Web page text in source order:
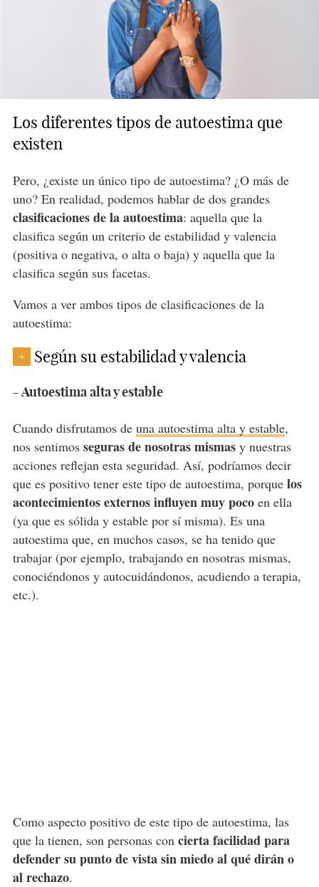
Los diferentes tipos de autoestima que
existen
Pero, ¿existe un único tipo de autoestima? ¿O más de
uno? En realidad, podemos hablar de dos grandes
clasificaciones de la autoestima: aquella que la
clasifica según un criterio de estabilidad y valencia
(positiva o negativa, o alta o baja) y aquella que la
clasifica según sus facetas.
Vamos a ver ambos tipos de clasificaciones de la
autoestima:
+ Según su estabilidad y valencia
- Autoestima alta y estable
Cuando disfrutamos de una autoestima alta y estable,
nos sentimos seguras de nosotras mismasy nuestras
acciones reflejan esta seguridad. Así, podríamos decir
que es positivo tener este tipo de autoestima, porque los
acontecimientos externos influyen muy pocoen ella
(ya que es sólida y estable por sí misma). Es una
autoestima que, en muchos casos, se ha tenido que
trabajar (por ejemplo, trabajando en nosotras mismas,
conociéndonos y autocuidándonos, acudiendo a terapia,
etc.).
Como aspecto positivo de este tipo de autoestima, las
que la tienen, son personas con cierta facilidad para
defender su punto de vista sin miedo al qué dirán o
al rechazo.